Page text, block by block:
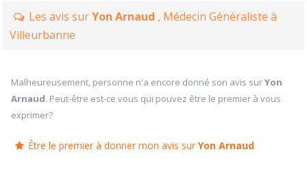
Les avis surYon Arnaud , Médecin Généraliste à
Villeurbanne
Malheureusement, personne n'a encore donné son avis surYon
Arnaud. Peut-être est-ce vous qui pouvez être le premier à vous
exprimer?
Être le premier à donner mon avis sur Yon Arnaud